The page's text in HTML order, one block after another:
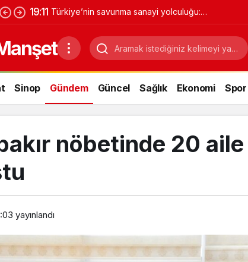
19:11 Türkiye’nin savunma sanayi yolculuğu:
Yıldırımhan’a uzanan stratejik dönüşüm
Sinop Gündem Güncel Sağlık Ekonomi Spor
nöbetinde 20 aile
yayınlandı